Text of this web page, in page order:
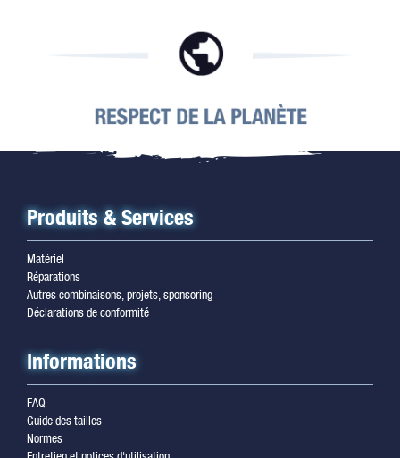
Produits & Services
Matériel
Réparations
Autres combinaisons, projets, sponsoring
Déclarations de conformité
Informations
FAQ
Guide des tailles
Normes